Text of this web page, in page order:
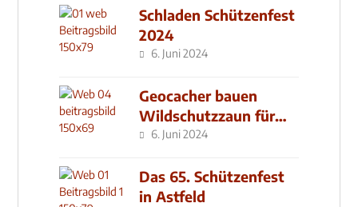
Schladen Schützenfest
2024
6. Juni 2024
Geocacher bauen
Wildschutzzaun für
den MachMit! Wald
6. Juni 2024
Das 65. Schützenfest
in Astfeld